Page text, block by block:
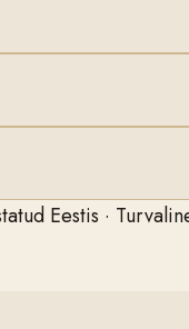
Eestis ·